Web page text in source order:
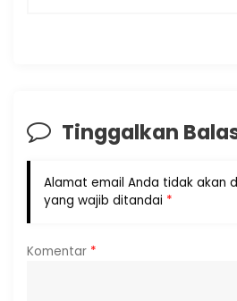
Tinggalkan
Alamat email Anda tidak akan
yang wajib ditandai *
Komentar *